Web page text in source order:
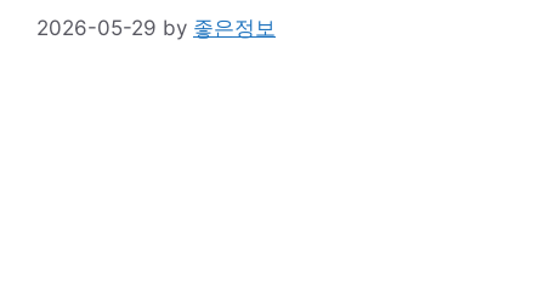
2026-05-29 by 좋은정보